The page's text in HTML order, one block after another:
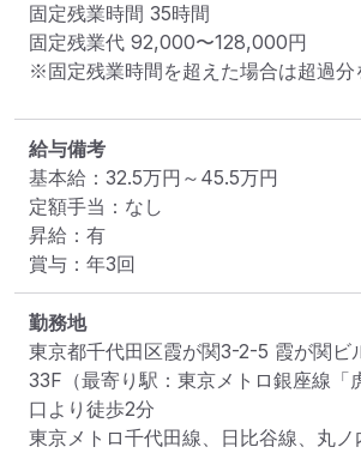
固定残業時間 35時間
固定残業代 92,000〜128,000円
※固定残業時間を超えた場合は超過分
給与備考
基本給：32.5万円～45.5万円
定額手当：なし
昇給：有
賞与：年3回
勤務地
東京都千代田区霞が関3-2-5 霞が関ビ
33F （最寄り駅：東京メトロ銀座線「
口より徒歩2分
東京メトロ千代田線、日比谷線、丸ノ